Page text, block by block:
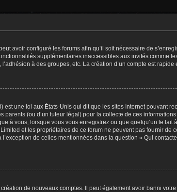
avoir configuré les forums afin qu’il soit nécessaire de
supplémentaires inaccessibles aux invités comme
à des groupes, etc. La création d’un compte est
est une loi aux États-Unis qui dit que les sites Internet pouvant
(ou d’un tuteur légal) pour la collecte de ces
à vous, lorsque vous vous enregistrez ou que quelqu’un le fait
et les propriétaires de ce forum ne peuvent pas fournir de
de celles mentionnées dans la question « Qui
de nouveaux comptes. Il peut également avoir banni